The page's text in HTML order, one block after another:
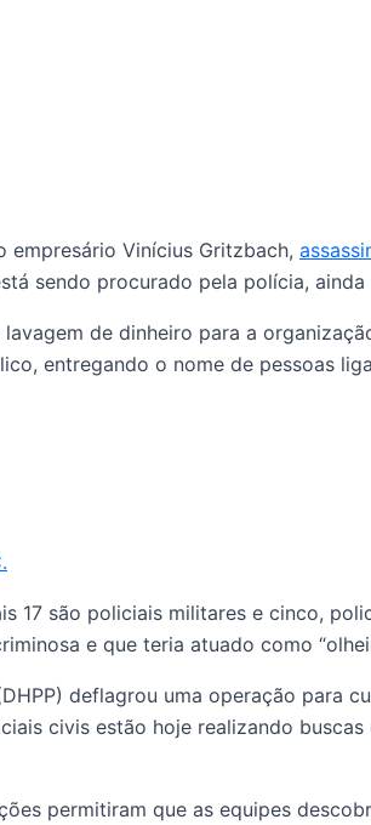
Vinícius Gritzbach,
sendo procurado pela polícia,
de dinheiro para a
entregando o nome de pessoas
17 são policiais militares e cinco,
e que teria atuado como
deflagrou uma operação para
civis estão hoje realizando
permitiram que as equipes